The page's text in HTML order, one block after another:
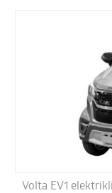
Volta EV1